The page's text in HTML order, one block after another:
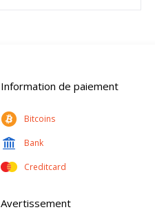
Information de paiement
Bitcoins
Bank
Creditcard
Avertissement